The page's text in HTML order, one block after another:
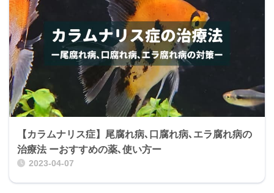
【カラムナリス症】尾腐れ病､口腐れ病､エラ腐れ病の
治療法 ーおすすめの薬､使い方ー
2023-04-07